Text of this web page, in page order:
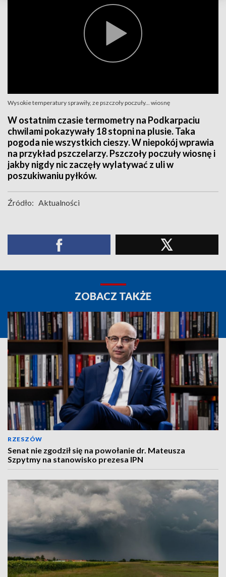
Wysokie temperatury sprawiły, ze pszczoły poczuły... wiosnę
W ostatnim czasie termometry na Podkarpaciu
chwilami pokazywały 18 stopni na plusie. Taka
pogoda nie wszystkich cieszy. W niepokój wprawia
na przykład pszczelarzy. Pszczoły poczuły wiosnę i
jakby nigdy nic zaczęły wylatywać z uli w
poszukiwaniu pyłków.
Źródło: Aktualności
ZOBACZ TAKŻE
RZESZÓW
Senat nie zgodził się na powołanie dr. Mateusza
Szpytmy na stanowisko prezesa IPN